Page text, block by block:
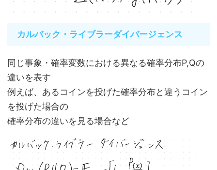
カルバック・ライブラーダイバージェンス
同じ事象・確率変数における異なる確率分布P,Qの
違いを表す
例えば、あるコインを投げた確率分布と違うコイン
を投げた場合の
確率分布の違いを見る場合など